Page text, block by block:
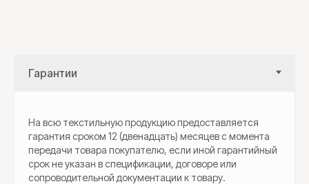
На всю текстильную продукцию предоставляется
гарантия сроком 12 (двенадцать) месяцев с момента
передачи товара покупателю, если иной гарантийный
срок не указан в спецификации, договоре или
сопроводительной документации к товару.